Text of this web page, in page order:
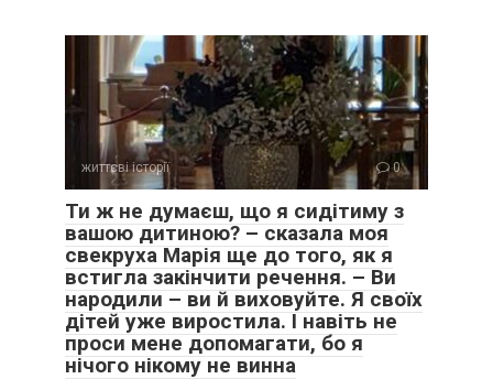
життєві історії 0
Ти ж не думаєш, що я сидітиму з
вашою дитиною? – сказала моя
свекруха Марія ще до того, як я
встигла закінчити речення. – Ви
народили – ви й виховуйте. Я своїх
дітей уже виростила. І навіть не
проси мене допомагати, бо я
нічого нікому не винна